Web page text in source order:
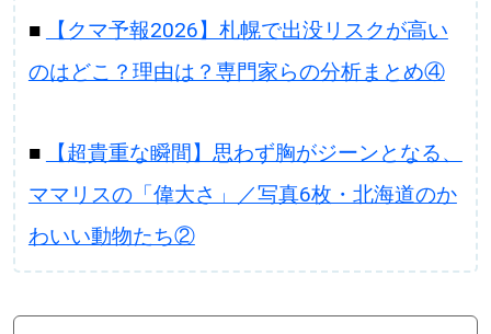
■
【クマ予報2026】札幌で出没リスクが高い
のはどこ？理由は？専門家らの分析まとめ④
■
【超貴重な瞬間】思わず胸がジーンとなる、
ママリスの「偉大さ」／写真6枚・北海道のか
わいい動物たち②